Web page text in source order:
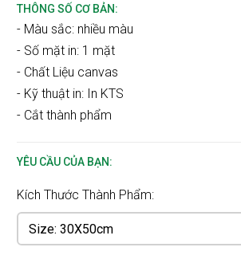
THÔNG SỐ CƠ BẢN:
- Màu sắc: nhiều màu
- Số mặt in: 1 mặt
- Chất Liệu canvas
- Kỹ thuật in: In KTS
- Cắt thành phẩm
YÊU CẦU CỦA BẠN:
Kích Thước Thành Phẩm: